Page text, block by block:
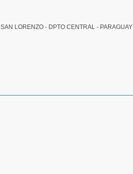
LORENZO - DPTO CENTRAL - PARAGUAY